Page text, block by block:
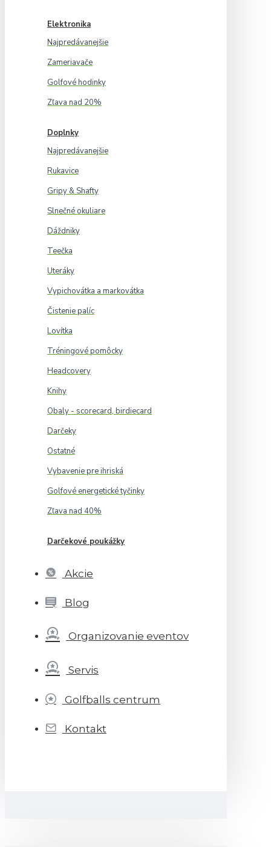
Elektronika
Najpredávanejšie
Zameriavače
Golfové hodinky
Zľava nad 20%
Doplnky
Najpredávanejšie
Rukavice
Gripy & Shafty
Slnečné okuliare
Dáždniky
Teečka
Uteráky
Vypichovátka a markovátka
Čistenie palíc
Lovítka
Tréningové pomôcky
Headcovery
Knihy
Obaly - scorecard, birdiecard
Darčeky
Ostatné
Vybavenie pre ihriská
Golfové energetické tyčinky
Zľava nad 40%
Darčekové poukážky
Akcie
Blog
Organizovanie eventov
Servis
Golfballs centrum
Kontakt